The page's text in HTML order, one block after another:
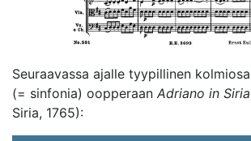
Seuraavassa ajalle tyypillinen
(= sinfonia) oopperaan Adriano in Siria
Siria, 1765):